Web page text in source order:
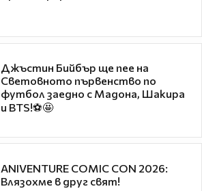
Джъстин Бийбър ще пее на
Световното първенство по
футбол заедно с Мадона, Шакира
и BTS!⚽🤩
ANIVENTURE COMIC CON 2026:
Влязохме в друг свят!